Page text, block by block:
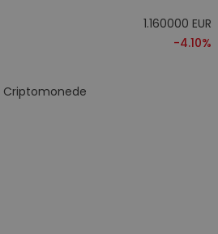
1.160000 EUR
-4.10%
Criptomonede